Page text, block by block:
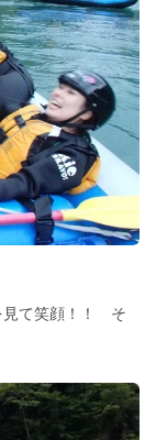
見て笑顔！！ そ